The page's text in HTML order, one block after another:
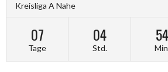
Kreisliga A Nahe
07
Tage
04
Std.
53